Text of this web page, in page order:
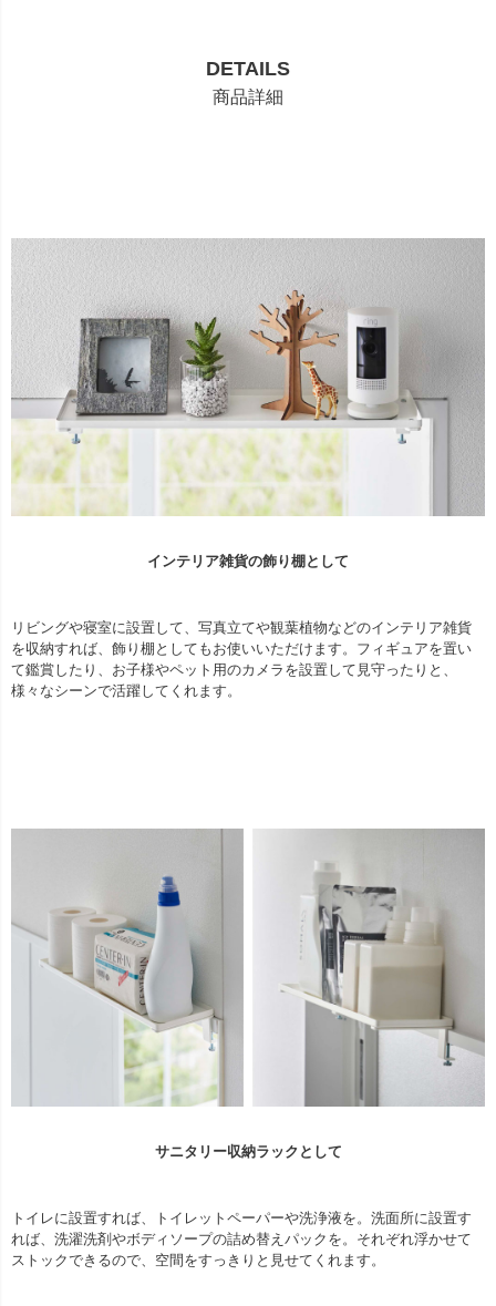
DETAILS
商品詳細
インテリア雑貨の飾り棚として
リビングや寝室に設置して、写真立てや観葉植物などのインテリア雑貨
を収納すれば、飾り棚としてもお使いいただけます。フィギュアを置い
て鑑賞したり、お子様やペット用のカメラを設置して見守ったりと、
様々なシーンで活躍してくれます。
サニタリー収納ラックとして
トイレに設置すれば、トイレットペーパーや洗浄液を。洗面所に設置す
れば、洗濯洗剤やボディソープの詰め替えパックを。それぞれ浮かせて
ストックできるので、空間をすっきりと見せてくれます。